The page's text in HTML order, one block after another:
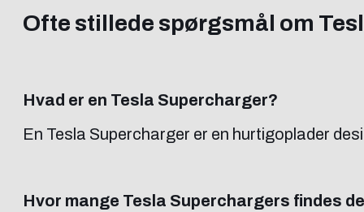
Ofte stillede spørgsmål om
Hvad er en Tesla Supercharger?
En Tesla Supercharger er en hurtigoplader
Hvor mange Tesla Superchargers findes